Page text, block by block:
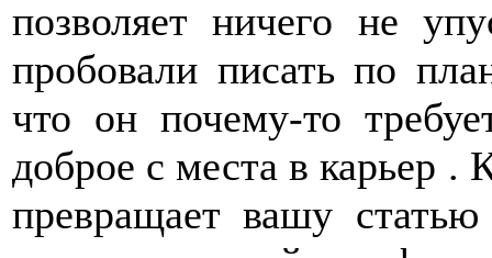
позволяет ничего не
пробовали писать по
что он почему-то
доброе с места в карьер .
превращает вашу